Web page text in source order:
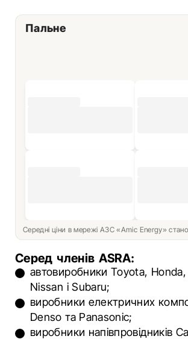
Пальне
Середні ціни в мережі АЗС «Amic Energy»
Серед членів ASRA:
автовиробники Toyota,
Nissan і Subaru;
виробники електричних
Denso та Panasonic;
виробники напівпровідників